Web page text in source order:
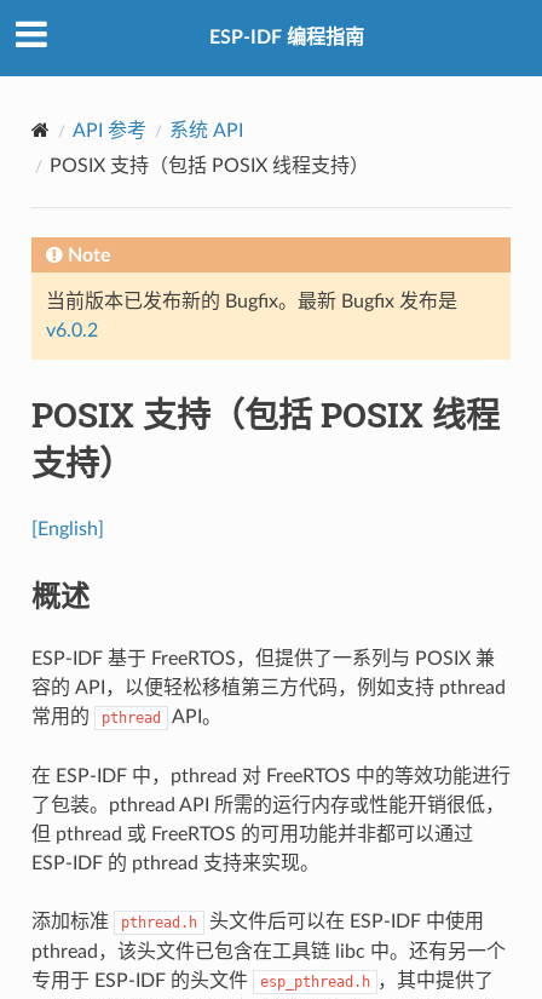
ESP-IDF 编程指南
API 参考
系统 API
POSIX 支持（包括 POSIX 线程支持）
Note
当前版本已发布新的 Bugfix。最新 Bugfix 发布是
v6.0.2
POSIX 支持（包括 POSIX 线程
支持）
[English]
概述
ESP-IDF 基于 FreeRTOS，但提供了一系列与 POSIX 兼
容的 API，以便轻松移植第三方代码，例如支持 pthread
常用的
pthread API。
在 ESP-IDF 中，pthread 对 FreeRTOS 中的等效功能进行
了包装。pthread API 所需的运行内存或性能开销很低，
但 pthread 或 FreeRTOS 的可用功能并非都可以通过
ESP-IDF 的 pthread 支持来实现。
添加标准 pthread.h
头文件后可以在 ESP-IDF 中使用
pthread，该头文件已包含在工具链 libc 中。还有另一个
专用于 ESP-IDF 的头文件
esp_pthread.h ，其中提供了